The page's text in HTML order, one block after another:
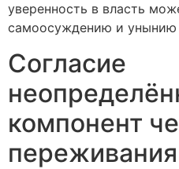
уверенность в власть
самоосуждению и унынию
Согласие
компонент
переживания